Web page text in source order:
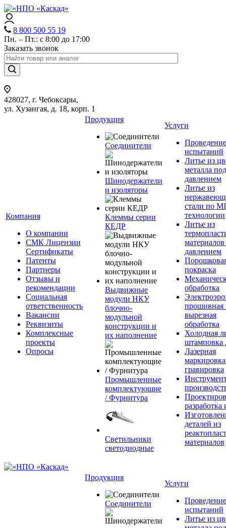
8 800 500 55 19
Пн. – Пт.: с 8:00 до 17:00
Заказать звонок
428027, г. Чебоксары,
ул. Хузангая, д. 18, корп. 1
Компания
О компании
СМК Лицензии
Сертификаты
Патенты
Партнеры
Отзывы и
рекомендации
Социальная
ответственность
Вакансии
Реквизиты
Комплексные
проекты
Опросы
Продукция
Соединители
Шинодержатели
и изоляторы
Клеммы серии
КЕДР
Выдвижные
модули НКУ
блочно-
модульной
конструкции и
их наполнение
Промышленные
комплектующие
/ Фурнитура
Светильники
светодиодные
Услуги
Проведение
испытаний
Литье из
металла под
давлением
Литье из
стали по
технологии
Литье из
давлением
покраска
обработка
прошивная
вырезная
обработка
Холодная
штамповка
Лазерная
гравировка
разработка
деталей из
материалов
Продукция
Соединители
Услуги
Проведение
испытаний
Литье из